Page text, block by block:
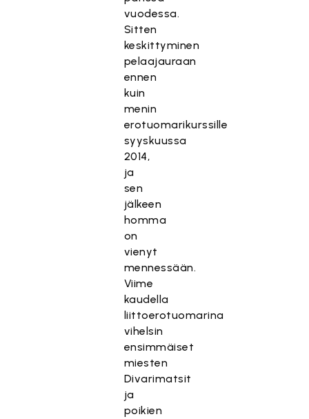
vuodessa.
Sitten
keskittyminen
pelaajauraan
ennen
kuin
menin
erotuomarikurssille
syyskuussa
2014,
ja
sen
jälkeen
homma
on
vienyt
mennessään.
Viime
kaudella
liittoerotuomarina
vihelsin
ensimmäiset
miesten
Divarimatsit
ja
poikien